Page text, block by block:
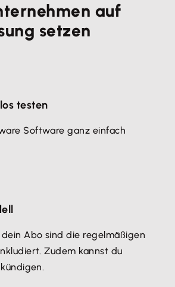
auf
setzen
testen
Software ganz einfach
Abo sind die regelmäßigen
Zudem kannst du